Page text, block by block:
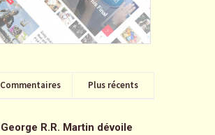
Commentaires Plus récents
George R.R. Martin dévoile